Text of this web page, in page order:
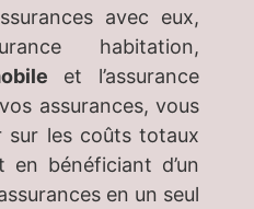
avec eux,
habitation,
et l’assurance
assurances, vous
sur les coûts totaux
en bénéficiant d’un
en un seul